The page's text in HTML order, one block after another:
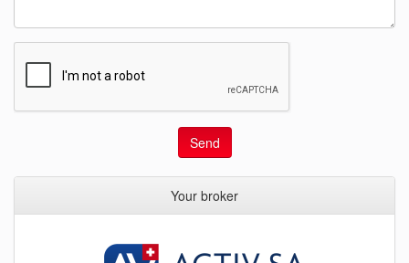
Send
Your broker